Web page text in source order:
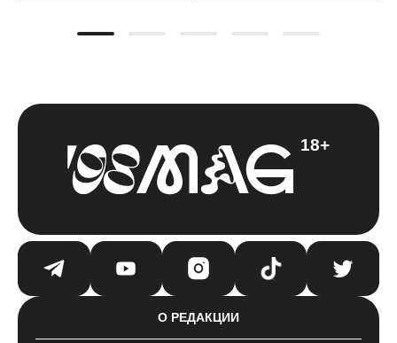
18+
О РЕДАКЦИИ